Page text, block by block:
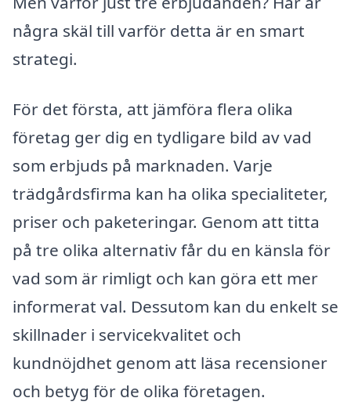
några skäl till varför detta är en smart
strategi.
För det första, att jämföra flera olika
företag ger dig en tydligare bild av vad
som erbjuds på marknaden. Varje
trädgårdsfirma kan ha olika specialiteter,
priser och paketeringar. Genom att titta
på tre olika alternativ får du en känsla för
vad som är rimligt och kan göra ett mer
informerat val. Dessutom kan du enkelt se
skillnader i servicekvalitet och
kundnöjdhet genom att läsa recensioner
och betyg för de olika företagen.